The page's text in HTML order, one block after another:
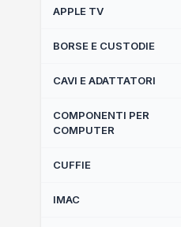
Alimentatori Compatibili
Apple Originali
APPLE TV
Apple TV
Apple TV Remote
BORSE E CUSTODIE
Back Cover
Borse Notebook
Custodie iPhone
CAVI E ADATTATORI
Accessori
Cavi Compatibili
Cavi e Adattatori
COMPONENTI PER
COMPUTER
Componenti Per Computer
CUFFIE
Apple Earpods
IMAC